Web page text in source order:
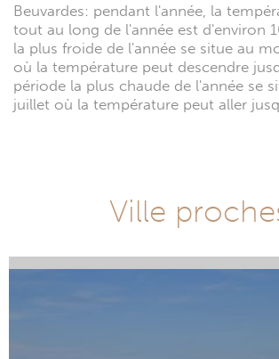
Beuvardes: pendant l'année, la
tout au long de l'année est d'environ
la plus froide de l'année se situe au
où la température peut descendre
période la plus chaude de l'année se
juillet où la température peut aller
Ville